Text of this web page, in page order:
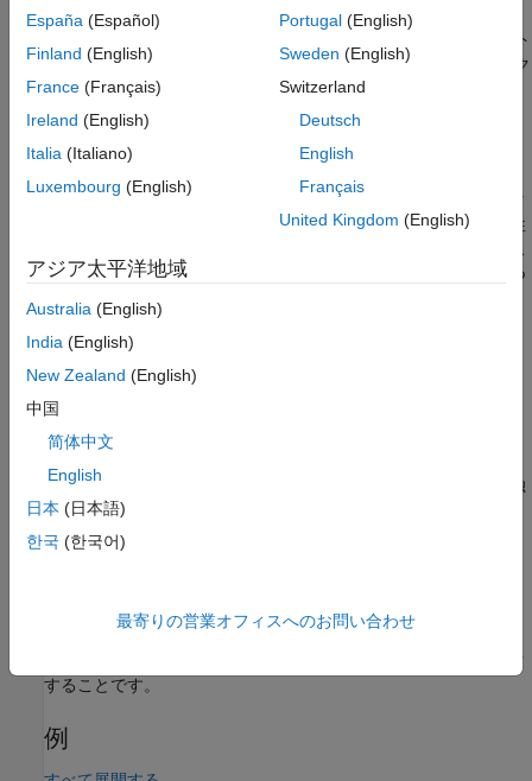
スのローカルの静的変数の数
に関するレビュー情報を、このチェッ
カーの現在の結果にコピーします。現在の結果に同じコード メト
リクスが含まれている場合、レビュー情報はそのコード メトリク
スにもコピーされます。
す。関数に含まれる静的変数の数が多すぎると、コードでデータ
が適切にカプセル化されずに、関数の間で予期しない相互依存性
トと保守が困難になります。また、診断するのが難しいバグにつ
ながる可能性もあります。
修正方法
このチェックを修正するには、コードをリファクタリングする
か、チェッカーのしきい値を変更します。コードをリファクタリ
ングする場合は、次のようにします。
データまたはコードをカプセル化およびモジュール化して独
立したものにします。
ベスト プラクティスは、開発後のリファクタリング コストを回
避するために、開発の早期段階でモジュールの複雑度をチェック
することです。
例
España (Español)
Finland (English)
France (Français)
Ireland (English)
Italia (Italiano)
Luxembourg (English)
Portugal(English)
Sweden (English)
Switzerland
Deutsch
English
Français
United Kingdom (English)
アジア太平洋地域
Australia (English)
India (English)
New Zealand (English)
中国
简体中文
English
日本 (日本語)
한국 (한국어)
最寄りの営業オフィスへのお問い合わせ